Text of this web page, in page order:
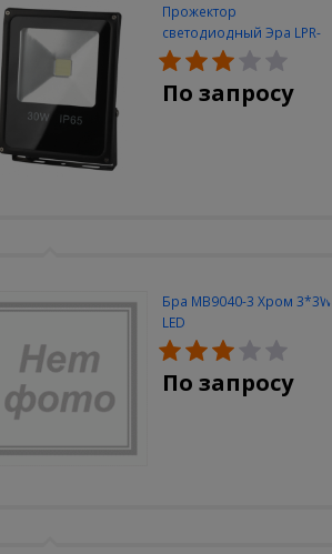
Прожектор
светодиодный Эра LPR-
30W-6500K-M
По запросу
Бра MB9040-3 Хром 3*3W
LED
По запросу